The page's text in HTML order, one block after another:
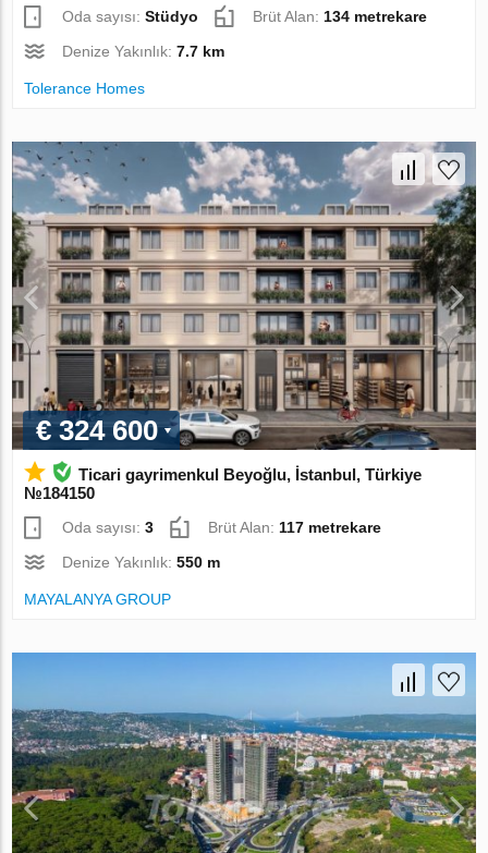
Oda sayısı:Stüdyo Brüt Alan: 134 metrekare
Denize Yakınlık:7.7 km
Tolerance Homes
€ 324 600
Ticari gayrimenkul Beyoğlu, İstanbul, Türkiye
№184150
Oda sayısı:3 Brüt Alan:117 metrekare
Denize Yakınlık:550 m
MAYALANYA GROUP